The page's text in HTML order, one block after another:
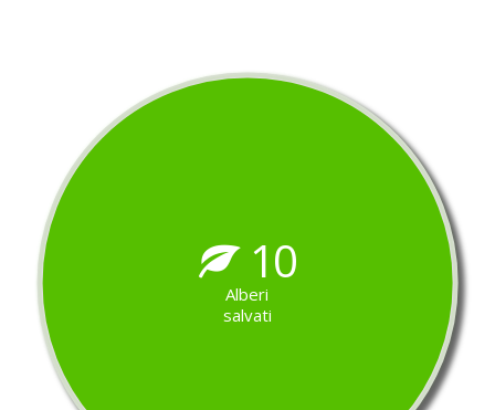
10
Alberi
salvati